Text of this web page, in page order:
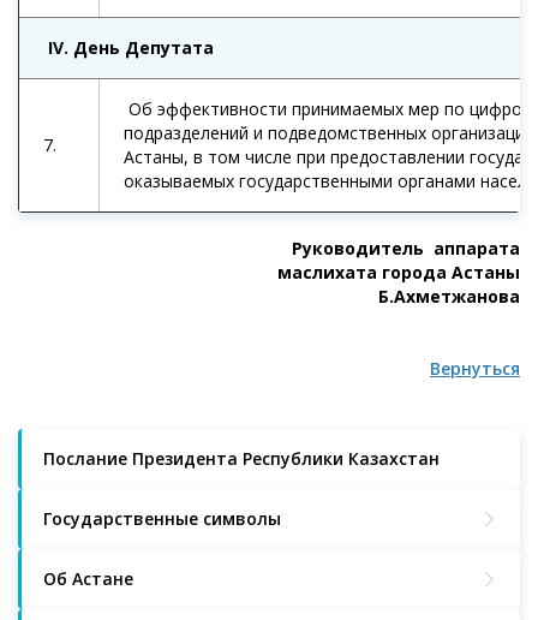
Послание Президента Республики Казахстан
Государственные символы
Об Астане
IV. День Депутата
7.
Об эффективности принимаемых мер по
подразделений и подведомственных
Астаны, в том числе при предоставлении
оказываемых государственными органами
Руководитель аппарата
маслихата города Астаны
Б.Ахметжанова
Вернуться